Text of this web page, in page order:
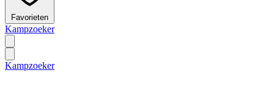
Favorieten
Kampzoeker
Kampzoeker